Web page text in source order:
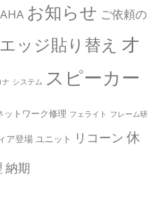
お知らせ ご依頼の
エッジ貼り替え オ
ナ システム スピーカー
ットワーク修理 フェライト フレーム研
ア登場 ユニット リコーン 休
納期